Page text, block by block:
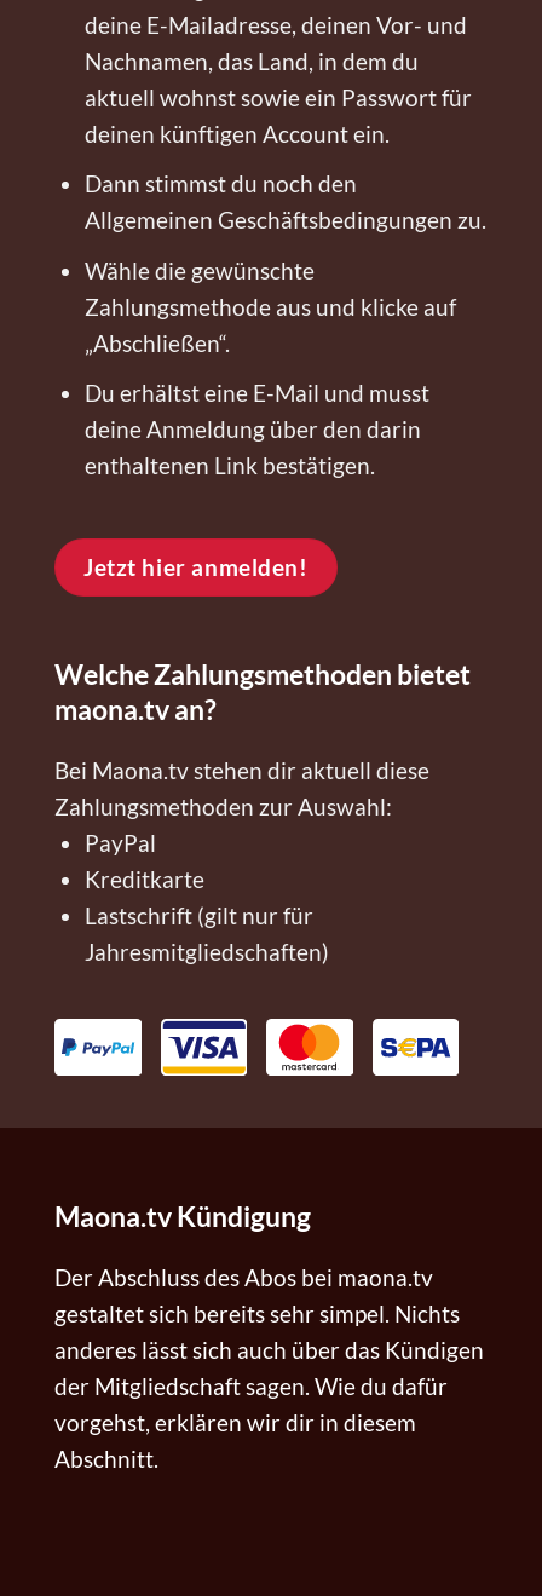
deine E-Mailadresse, deinen Vor- und
Nachnamen, das Land, in dem du
aktuell wohnst sowie ein Passwort für
deinen künftigen Account ein.
Dann stimmst du noch den
Allgemeinen Geschäftsbedingungen zu.
Wähle die gewünschte
Zahlungsmethode aus und klicke auf
„Abschließen“.
Du erhältst eine E-Mail und musst
deine Anmeldung über den darin
enthaltenen Link bestätigen.
Jetzt hier anmelden!
Welche Zahlungsmethoden bietet
maona.tv an?
Bei Maona.tv stehen dir aktuell diese
Zahlungsmethoden zur Auswahl:
PayPal
Kreditkarte
Lastschrift (gilt nur für
Jahresmitgliedschaften)
Maona.tv Kündigung
Der Abschluss des Abos bei maona.tv
gestaltet sich bereits sehr simpel. Nichts
anderes lässt sich auch über das Kündigen
der Mitgliedschaft sagen. Wie du dafür
vorgehst, erklären wir dir in diesem
Abschnitt.